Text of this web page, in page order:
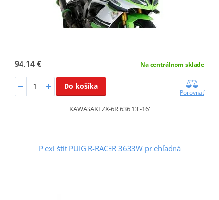
94,14 € Na centrálnom sklade
Do košíka
Porovnať
KAWASAKI ZX-6R 636 13'-16'
Plexi štít PUIG R-RACER 3633W priehľadná